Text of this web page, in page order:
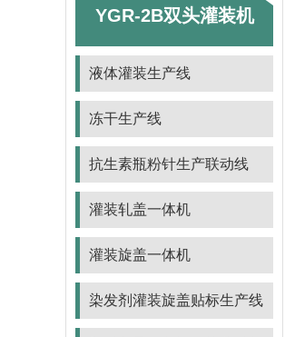
YGR-2B双头灌装机
液体灌装生产线
冻干生产线
抗生素瓶粉针生产联动线
灌装轧盖一体机
灌装旋盖一体机
染发剂灌装旋盖贴标生产线